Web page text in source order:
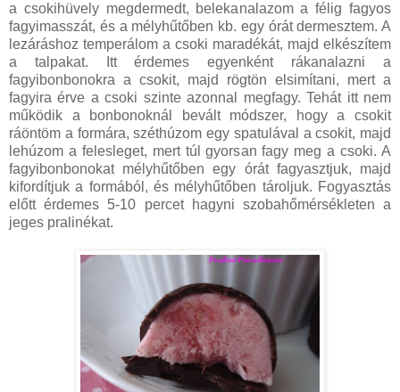
a csokihüvely megdermedt, belekanalazom a félig fagyos
fagyimasszát, és a mélyhűtőben kb. egy órát dermesztem. A
lezáráshoz temperálom a csoki maradékát, majd elkészítem
a talpakat. Itt érdemes egyenként rákanalazni a
fagyibonbonokra a csokit, majd rögtön elsimítani, mert a
fagyira érve a csoki szinte azonnal megfagy. Tehát itt nem
működik a bonbonoknál bevált módszer, hogy a csokit
ráöntöm a formára, széthúzom egy spatulával a csokit, majd
lehúzom a felesleget, mert túl gyorsan fagy meg a csoki. A
fagyibonbonokat mélyhűtőben egy órát fagyasztjuk, majd
kifordítjuk a formából, és mélyhűtőben tároljuk. Fogyasztás
előtt érdemes 5-10 percet hagyni szobahőmérsékleten a
jeges pralinékat.